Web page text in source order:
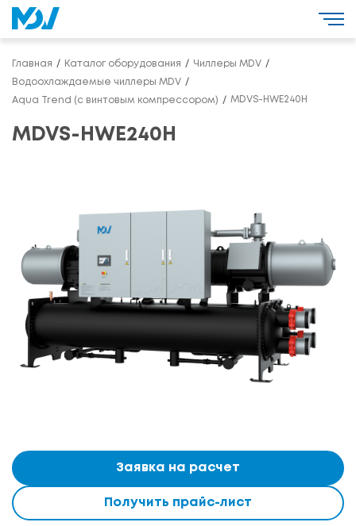
Главная Каталог оборудования Чиллеры MDV
Водоохлаждаемые чиллеры MDV
Aqua Trend (с винтовым компрессором) MDVS-HWE240H
MDVS-HWE240H
Заявка на расчет
Получить прайс-лист